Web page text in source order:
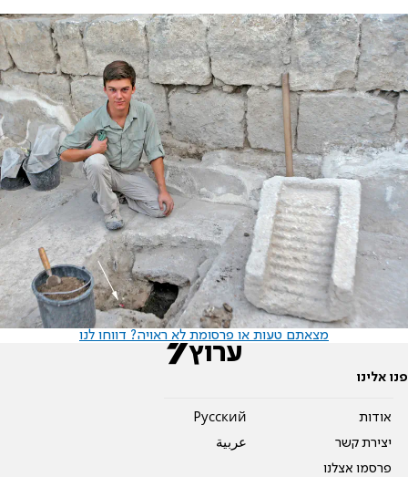
מצאתם טעות או פרסומת לא ראויה? דווחו לנו
פנו אלינו
אודות
יצירת קשר
פרסמו אצלנו
Pусский
عربية